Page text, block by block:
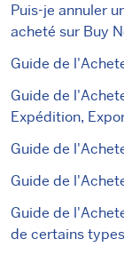
Puis-je annuler
acheté sur Buy
Guide de
Guide de
Expédition,
Guide de
Guide de
Guide de
de certains